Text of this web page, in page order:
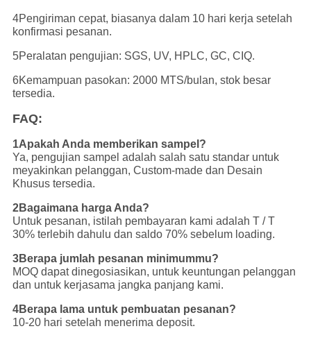
4Pengiriman cepat, biasanya dalam 10 hari kerja setelah
konfirmasi pesanan.
5Peralatan pengujian: SGS, UV, HPLC, GC, CIQ.
6Kemampuan pasokan: 2000 MTS/bulan, stok besar
tersedia.
FAQ:
1Apakah Anda memberikan sampel?
Ya, pengujian sampel adalah salah satu standar untuk
meyakinkan pelanggan, Custom-made dan Desain
Khusus tersedia.
2Bagaimana harga Anda?
Untuk pesanan, istilah pembayaran kami adalah T / T
30% terlebih dahulu dan saldo 70% sebelum loading.
3Berapa jumlah pesanan minimummu?
MOQ dapat dinegosiasikan, untuk keuntungan pelanggan
dan untuk kerjasama jangka panjang kami.
4Berapa lama untuk pembuatan pesanan?
10-20 hari setelah menerima deposit.